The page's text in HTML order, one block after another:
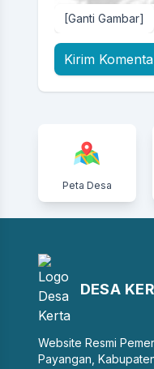
[Ganti Gambar]
Kirim
Peta Desa
DESA
Website Resmi
Payangan,